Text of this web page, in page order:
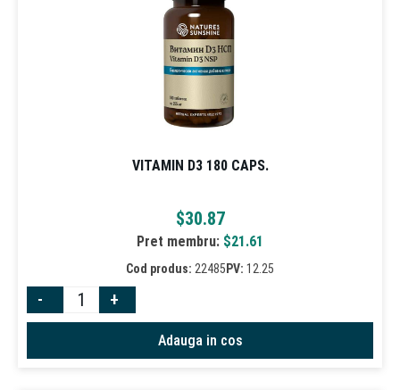
VITAMIN D3 180 CAPS.
$30.87
Pret membru: $21.61
Cod produs: 22485 PV: 12.25
- +
Adauga in cos